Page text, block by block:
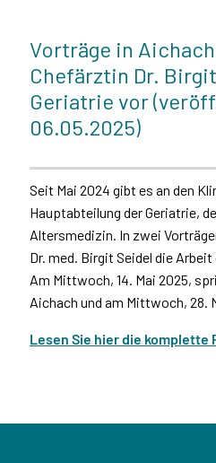
Vorträge in
Chefärztin Dr.
Geriatrie vor
06.05.2025)
Seit Mai 2024 gibt es an den
Hauptabteilung der Geriatrie,
Altersmedizin. In zwei
Dr. med. Birgit Seidel die
Am Mittwoch, 14. Mai 2025,
Aichach und am Mittwoch, 28.
Lesen Sie hier die